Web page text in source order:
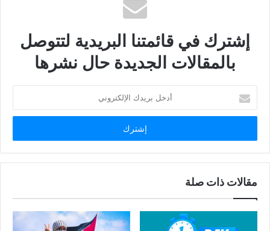
إشترك في قائمتنا البريدية لتتوصل
بالمقالات الجديدة حال نشرها
بريدك
الإلكتروني
مقالات ذات صلة